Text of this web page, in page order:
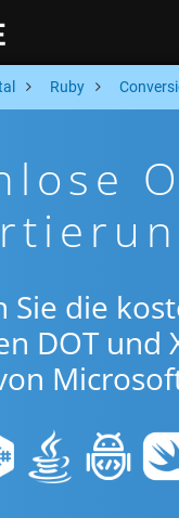
Ruby
Sie die
DOT und